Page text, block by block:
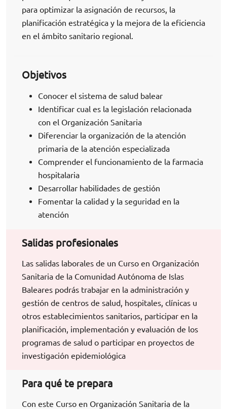
para optimizar la asignación de recursos, la
planificación estratégica y la mejora de la eficiencia
en el ámbito sanitario regional.
Objetivos
Conocer el sistema de salud balear
Identificar cual es la legislación relacionada
con el Organización Sanitaria
Diferenciar la organización de la atención
primaria de la atención especializada
Comprender el funcionamiento de la farmacia
hospitalaria
Desarrollar habilidades de gestión
Fomentar la calidad y la seguridad en la
atención
Salidas profesionales
Las salidas laborales de un Curso en Organización
Sanitaria de la Comunidad Autónoma de Islas
Baleares podrás trabajar en la administración y
gestión de centros de salud, hospitales, clínicas u
otros establecimientos sanitarios, participar en la
planificación, implementación y evaluación de los
programas de salud o participar en proyectos de
investigación epidemiológica
Para qué te prepara
Con este Curso en Organización Sanitaria de la